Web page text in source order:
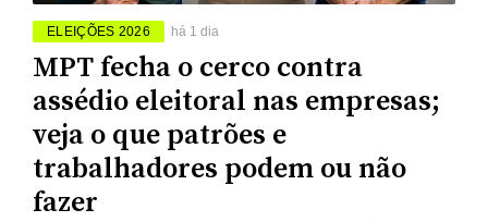
ELEIÇÕES 2026 há 1 dia
MPT fecha o cerco contra
assédio eleitoral nas empresas;
veja o que patrões e
trabalhadores podem ou não
fazer